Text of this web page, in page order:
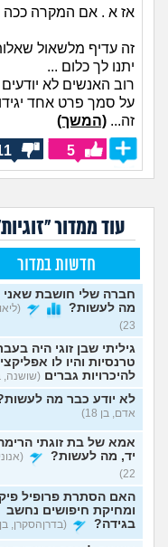
אז א . אם המקרה ככה
זה עדיף מלשאול
יתנו לך כלום ...
רוב האנשים לא
על סמך פרט אחד
זה... (המשך)
5
עוד ממדור
חדשות במדור
חברה שלי חושבת שאני
מה לעשות?
23)
גיליתי שבן זוגי היה
טרנסיות והיו לו
להיכרויות גברים (שושנה,
לא יודע כבר מה
אדם, בן 18)
אמא של בת זוגתי
יד, מה לעשות?
22)
האם הסתרת פרופיל
ומחיקת חיפושים נחשב
בגידה?
(בדרןהסקרן, בן 33)